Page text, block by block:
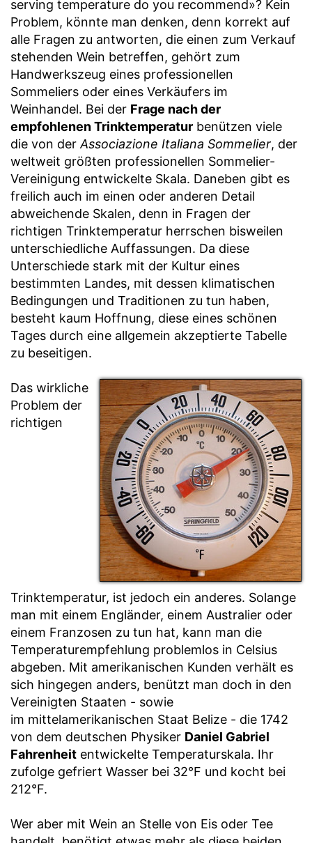
serving temperature do you recommend»? Kein
Problem, könnte man denken, denn korrekt auf
alle Fragen zu antworten, die einen zum Verkauf
stehenden Wein betreffen, gehört zum
Handwerkszeug eines professionellen
Sommeliers oder eines Verkäufers im
Weinhandel. Bei der Frage nach der
empfohlenen Trinktemperatur benützen viele
die von der Associazione Italiana Sommelier, der
weltweit größten professionellen Sommelier-
Vereinigung entwickelte Skala. Daneben gibt es
freilich auch im einen oder anderen Detail
abweichende Skalen, denn in Fragen der
richtigen Trinktemperatur herrschen bisweilen
unterschiedliche Auffassungen. Da diese
Unterschiede stark mit der Kultur eines
bestimmten Landes, mit dessen klimatischen
Bedingungen und Traditionen zu tun haben,
besteht kaum Hoffnung, diese eines schönen
Tages durch eine allgemein akzeptierte Tabelle
zu beseitigen.
Das wirkliche
Problem der
richtigen
Trinktemperatur, ist jedoch ein anderes. Solange
man mit einem Engländer, einem Australier oder
einem Franzosen zu tun hat, kann man die
Temperaturempfehlung problemlos in Celsius
abgeben. Mit amerikanischen Kunden verhält es
sich hingegen anders, benützt man doch in den
Vereinigten Staaten - sowie
im mittelamerikanischen Staat Belize - die 1742
von dem deutschen Physiker Daniel Gabriel
Fahrenheit entwickelte Temperaturskala. Ihr
zufolge gefriert Wasser bei 32°F und kocht bei
212°F.
Wer aber mit Wein an Stelle von Eis oder Tee